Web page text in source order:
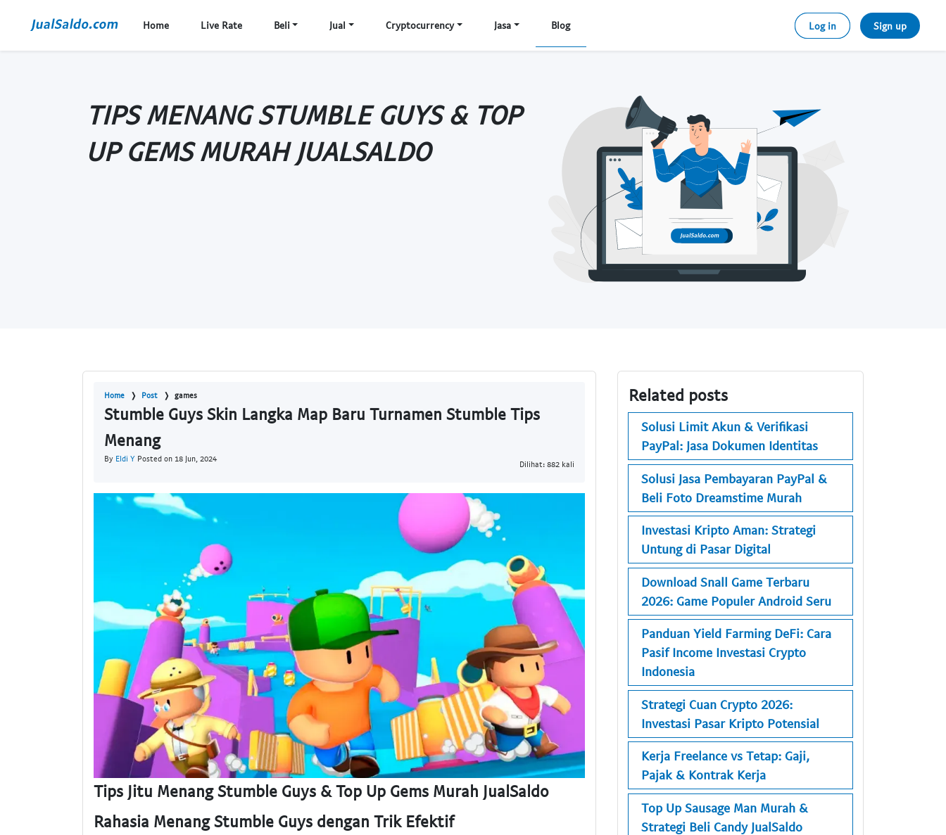
Home Live Rate Beli Jual Cryptocurrency Jasa Blog Log in Sign up
TIPS MENANG STUMBLE GUYS & TOP
UP GEMS MURAH JUALSALDO
Home Post games
Stumble Guys Skin Langka Map Baru Turnamen Stumble Tips
Menang
By Eldi Y Posted on 18 Jun, 2024
Dilihat: 882 kali
Tips Jitu Menang Stumble Guys & Top Up Gems Murah JualSaldo
Rahasia Menang Stumble Guys dengan Trik Efektif
Related posts
Solusi Limit Akun & Verifikasi
PayPal: Jasa Dokumen Identitas
Solusi Jasa Pembayaran PayPal &
Beli Foto Dreamstime Murah
Investasi Kripto Aman: Strategi
Untung di Pasar Digital
Download Snall Game Terbaru
2026: Game Populer Android Seru
Panduan Yield Farming DeFi: Cara
Pasif Income Investasi Crypto
Indonesia
Strategi Cuan Crypto 2026:
Investasi Pasar Kripto Potensial
Kerja Freelance vs Tetap: Gaji,
Pajak & Kontrak Kerja
Top Up Sausage Man Murah &
Strategi Beli Candy JualSaldo